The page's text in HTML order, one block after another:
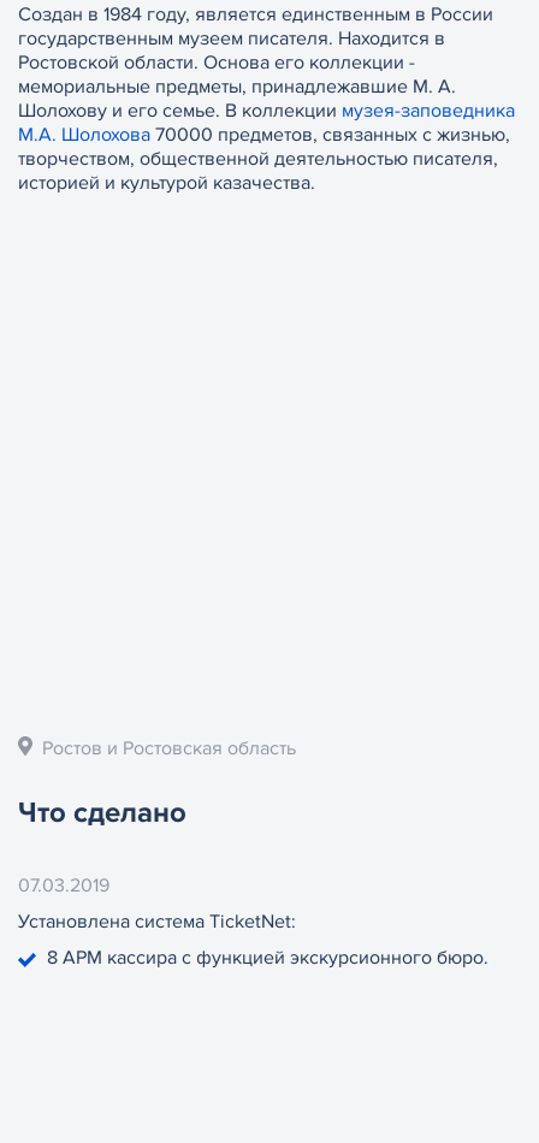
Создан в 1984 году, является единственным в России
государственным музеем писателя. Находится в
Ростовской области. Основа его коллекции -
мемориальные предметы, принадлежавшие М. А.
Шолохову и его семье. В коллекции музея-заповедника
М.А. Шолохова 70000 предметов, связанных с жизнью,
творчеством, общественной деятельностью писателя,
историей и культурой казачества.
Ростов и Ростовская область
Что сделано
07.03.2019
Установлена система TicketNet:
8 АРМ кассира с функцией экскурсионного бюро.